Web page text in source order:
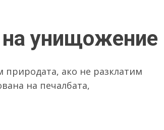
унищожение
природата, ако не разклатим
на печалбата,